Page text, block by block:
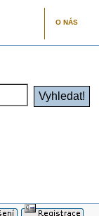
O NÁS